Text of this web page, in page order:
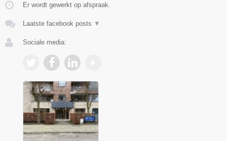
Er wordt gewerkt op afspraak.
Laatste facebook posts ▼
Sociale media: